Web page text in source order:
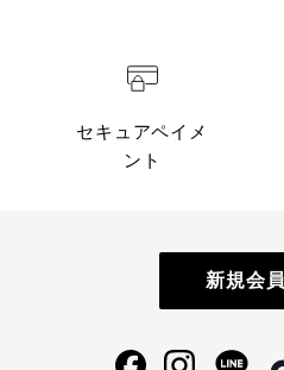
セキュアペイメ
ント
新規会